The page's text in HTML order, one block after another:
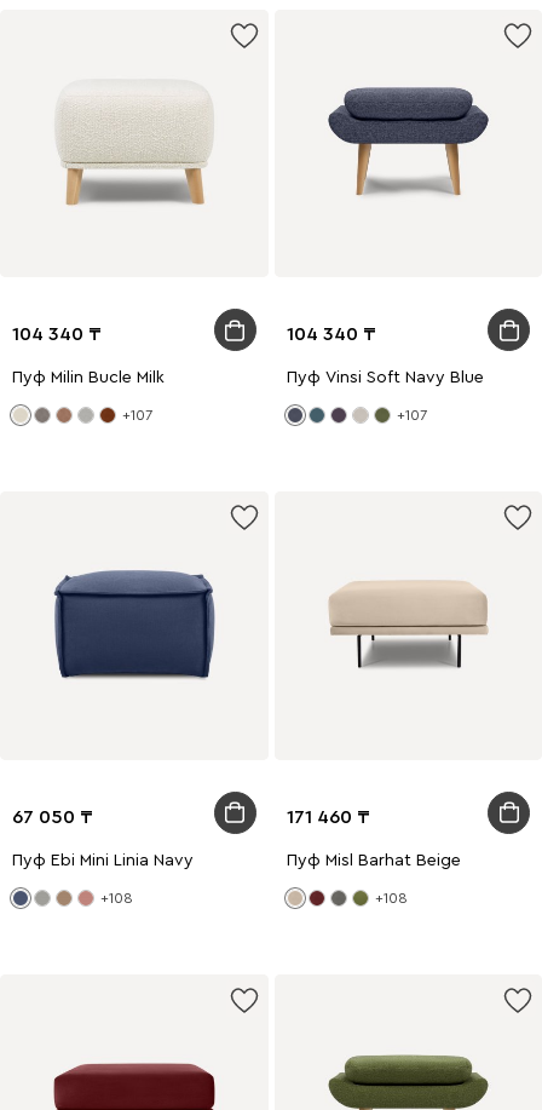
104 340
Пуф Milin Bucle Milk
+107
104 340
Пуф Vinsi Soft Navy Blue
+107
67 050
Пуф Ebi Mini Linia Navy
+108
171 460
Пуф Misl Barhat Beige
+108